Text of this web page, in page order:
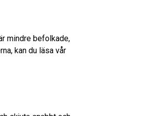
mindre befolkade,
kan du läsa vår